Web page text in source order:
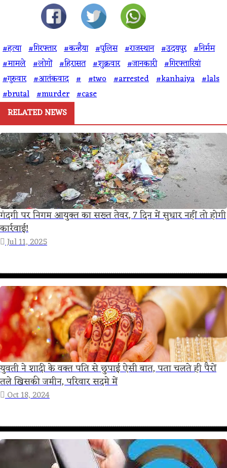
#हत्या #गिरफ्तार #कन्हैया #पुलिस #राजस्थान #उदयपुर #निर्मम
#मामले #लोगों #हिरासत #शुक्रवार #जानकारी #गिरफ्तारियां
#गुरुवार #आतंकवाद # #two #arrested #kanhaiya #lals
#brutal #murder #case
RELATED NEWS
गंदगी पर निगम आयुक्त का सख्त तेवर, 7 दिन में सुधार नहीं तो होगी
कार्रवाई!
Jul 11, 2025
युवती ने शादी के वक्त पति से छुपाई ऐसी बात, पता चलते ही पैरों
तले खिसकी जमीन, परिवार सदमे में
Oct 18, 2024